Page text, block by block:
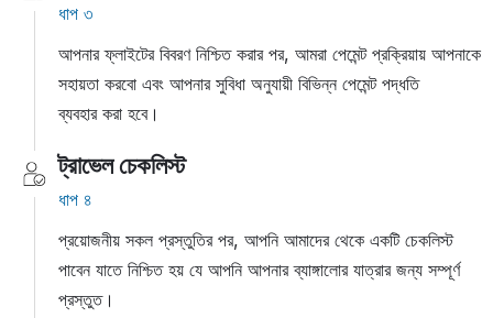
ধাপ ৩
আপনার ফ্লাইটের বিবরণ নিশ্চিত করার পর, আমরা পেমেন্ট প্রক্রিয়ায় আপনাকে
সহায়তা করবো এবং আপনার সুবিধা অনুযায়ী বিভিন্ন পেমেন্ট পদ্ধতি
ব্যবহার করা হবে।
ট্রাভেল চেকলিস্ট
ধাপ ৪
প্রয়োজনীয় সকল প্রস্তুতির পর, আপনি আমাদের থেকে একটি চেকলিস্ট
পাবেন যাতে নিশ্চিত হয় যে আপনি আপনার ব্যাঙ্গালোরযাত্রার জন্য সম্পূর্ণ
প্রস্তুত।